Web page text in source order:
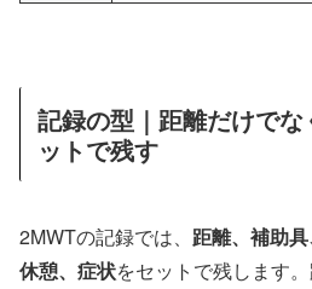
記録の型｜距離だけで
ットで残す
2MWTの記録では、 距離、補助具
休憩、症状をセットで残します